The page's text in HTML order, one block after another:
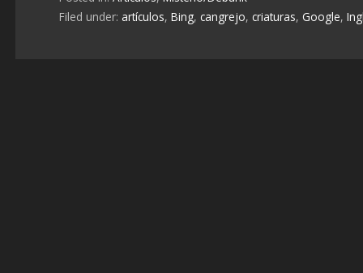
Filed under: artículos, Bing, cangrejo, criaturas, Google,